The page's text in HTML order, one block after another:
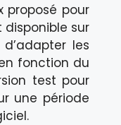
proposé pour
sur
les
fonction du
test pour
une période